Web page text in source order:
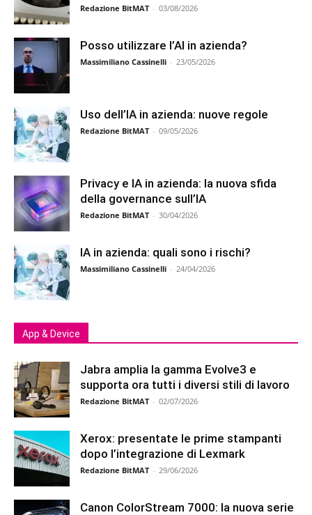
Redazione BitMAT - 03/08/2026
Posso utilizzare l’AI in azienda?
Massimiliano Cassinelli - 23/05/2026
Uso dell’IA in azienda: nuove regole
Redazione BitMAT - 09/05/2026
Privacy e IA in azienda: la nuova sfida
della governance sull’IA
Redazione BitMAT - 30/04/2026
IA in azienda: quali sono i rischi?
Massimiliano Cassinelli - 24/04/2026
App & Device
Jabra amplia la gamma Evolve3 e
supporta ora tutti i diversi stili di lavoro
Redazione BitMAT - 02/07/2026
Xerox: presentate le prime stampanti
dopo l’integrazione di Lexmark
Redazione BitMAT - 29/06/2026
Canon ColorStream 7000: la nuova serie